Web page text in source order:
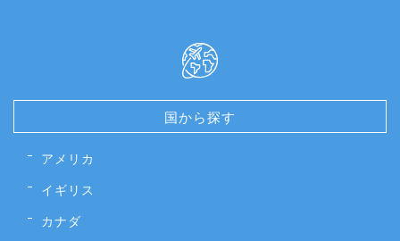
国から探す
アメリカ
イギリス
カナダ